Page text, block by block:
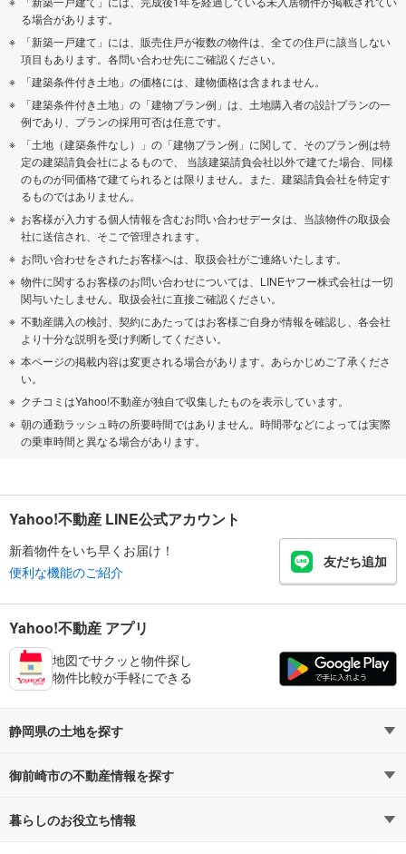
る場合があります。
「新築一戸建て」には、販売住戸が複数の物件は、全ての住戸に該当しない
項目もあります。各問い合わせ先にご確認ください。
「建築条件付き土地」の価格には、建物価格は含まれません。
「建築条件付き土地」の「建物プラン例」は、土地購入者の設計プランの一
例であり、プランの採用可否は任意です。
「土地（建築条件なし）」の「建物プラン例」に関して、そのプラン例は特
定の建築請負会社によるもので、 当該建築請負会社以外で建てた場合、同様
のものが同価格で建てられるとは限りません。また、建築請負会社を特定す
るものではありません。
お客様が入力する個人情報を含むお問い合わせデータは、当該物件の取扱会
社に送信され、そこで管理されます。
お問い合わせをされたお客様へは、取扱会社がご連絡いたします。
物件に関するお客様のお問い合わせについては、LINEヤフー株式会社は一切
関与いたしません。取扱会社に直接ご確認ください。
不動産購入の検討、契約にあたってはお客様ご自身が情報を確認し、各会社
より十分な説明を受け判断してください。
本ページの掲載内容は変更される場合があります。あらかじめご了承くださ
い。
クチコミはYahoo!不動産が独自で収集したものを表示しています。
朝の通勤ラッシュ時の所要時間ではありません。時間帯などによっては実際
の乗車時間と異なる場合があります。
Yahoo!不動産 LINE公式アカウント
新着物件をいち早くお届け！
便利な機能のご紹介
友だち追加
Yahoo!不動産 アプリ
地図でサクッと物件探し
物件比較が手軽にできる
静岡県の土地を探す
路線・駅から探す
通勤・通学時間から探す
御前崎市の不動産情報を探す
不動産・住宅
暮らしのお役立ち情報